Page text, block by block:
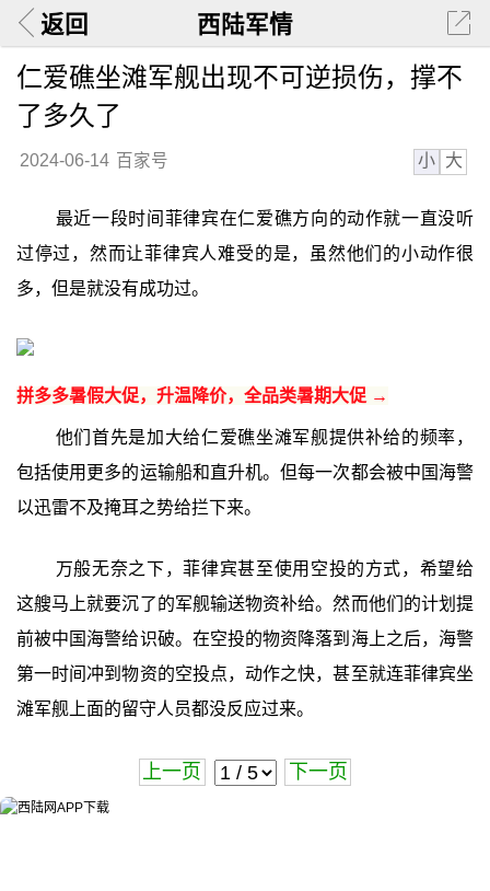
返回 西陆军情
仁爱礁坐滩军舰出现不可逆损伤，撑不
了多久了
2024-06-14 百家号 小 大
最近一段时间菲律宾在仁爱礁方向的动作就一直没听
过停过，然而让菲律宾人难受的是，虽然他们的小动作很
多，但是就没有成功过。
拼多多暑假大促，升温降价，全品类暑期大促 →
他们首先是加大给仁爱礁坐滩军舰提供补给的频率，
包括使用更多的运输船和直升机。但每一次都会被中国海警
以迅雷不及掩耳之势给拦下来。
万般无奈之下，菲律宾甚至使用空投的方式，希望给
这艘马上就要沉了的军舰输送物资补给。然而他们的计划提
前被中国海警给识破。在空投的物资降落到海上之后，海警
第一时间冲到物资的空投点，动作之快，甚至就连菲律宾坐
滩军舰上面的留守人员都没反应过来。
上一页 下一页